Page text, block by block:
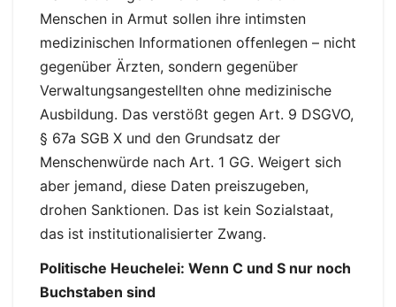
Menschen in Armut sollen ihre intimsten
medizinischen Informationen offenlegen – nicht
gegenüber Ärzten, sondern gegenüber
Verwaltungsangestellten ohne medizinische
Ausbildung. Das verstößt gegen Art. 9 DSGVO,
§ 67a SGB X und den Grundsatz der
Menschenwürde nach Art. 1 GG. Weigert sich
aber jemand, diese Daten preiszugeben,
drohen Sanktionen. Das ist kein Sozialstaat,
das ist institutionalisierter Zwang.
Politische Heuchelei: Wenn C und S nur noch
Buchstaben sind